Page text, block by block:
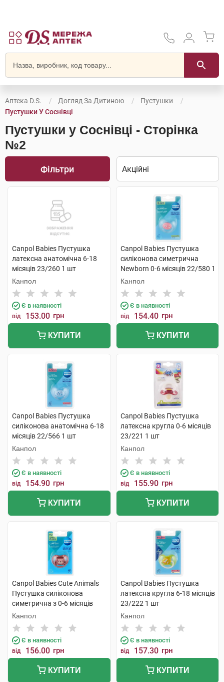
Аптека D.S. Догляд За Дитиною
Пустушки
Пустушки У Соснівці
Пустушки у Соснівці - Сторінка
№2
Фільтри
Canpol Babies Пустушка
латексна анатомічна 6-18
місяців 23/260 1 шт
Канпол
Є в наявності
від 153.00 грн
КУПИТИ
Canpol Babies Пустушка
силіконова симетрична
Newborn 0-6 місяців 22/580 1
шт
Канпол
Є в наявності
від 154.40 грн
КУПИТИ
Canpol Babies Пустушка
силіконова анатомічна 6-18
місяців 22/566 1 шт
Канпол
Є в наявності
від 154.90 грн
КУПИТИ
Canpol Babies Пустушка
латексна кругла 0-6 місяців
23/221 1 шт
Канпол
Є в наявності
від 155.90 грн
КУПИТИ
Canpol Babies Cute Animals
Пустушка силіконова
симетрична з 0-6 місяців
34/924 1 шт
Канпол
Є в наявності
від 156.00 грн
КУПИТИ
Canpol Babies Пустушка
латексна кругла 6-18 місяців
23/222 1 шт
Канпол
Є в наявності
від 157.30 грн
КУПИТИ